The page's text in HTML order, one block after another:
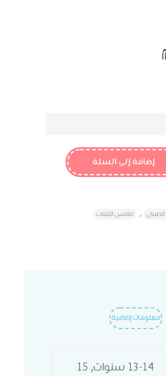
إضافة إلى السلة
, ملابس الفتيات
معلومات إضافية
13-14 سنوات, 15